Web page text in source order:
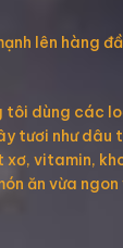
lên hàng
tôi dùng các
tươi như
xơ, vitamin,
ăn vừa ngon